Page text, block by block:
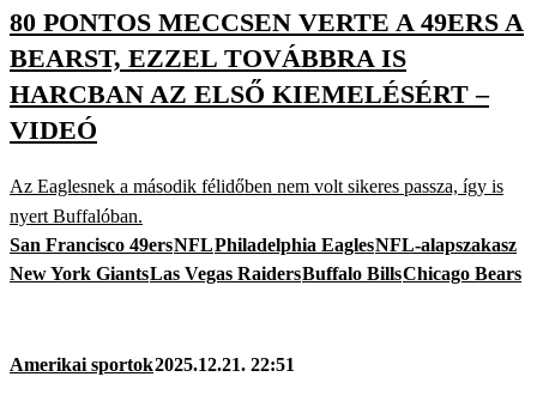
80 PONTOS MECCSEN VERTE A 49ERS A
BEARST, EZZEL TOVÁBBRA IS
HARCBAN AZ ELSŐ KIEMELÉSÉRT –
VIDEÓ
Az Eaglesnek a második félidőben nem volt sikeres passza, így is
nyert Buffalóban.
San Francisco 49ersNFLPhiladelphia EaglesNFL-alapszakasz
New York GiantsLas Vegas RaidersBuffalo BillsChicago Bears
Amerikai sportok2025.12.21. 22:51